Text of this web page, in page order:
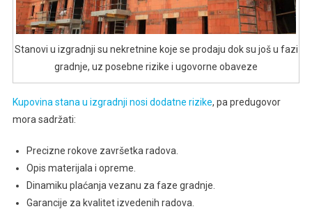
Stanovi u izgradnji su nekretnine koje se prodaju dok su još u fazi
gradnje, uz posebne rizike i ugovorne obaveze
Kupovina stana u izgradnji nosi dodatne rizike, pa predugovor
mora sadržati:
Precizne rokove završetka radova.
Opis materijala i opreme.
Dinamiku plaćanja vezanu za faze gradnje.
Garancije za kvalitet izvedenih radova.